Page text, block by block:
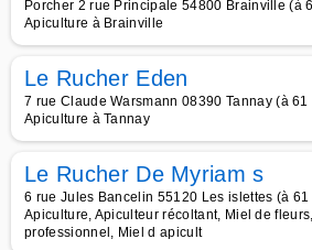
Porcher 2 rue Principale 54800 Brainville (à
Apiculture à Brainville
Le Rucher Eden
7 rue Claude Warsmann 08390 Tannay (à
Apiculture à Tannay
Le Rucher De Myriam s
6 rue Jules Bancelin 55120 Les islettes (à
Apiculture, Apiculteur récoltant, Miel de
professionnel, Miel d apicult